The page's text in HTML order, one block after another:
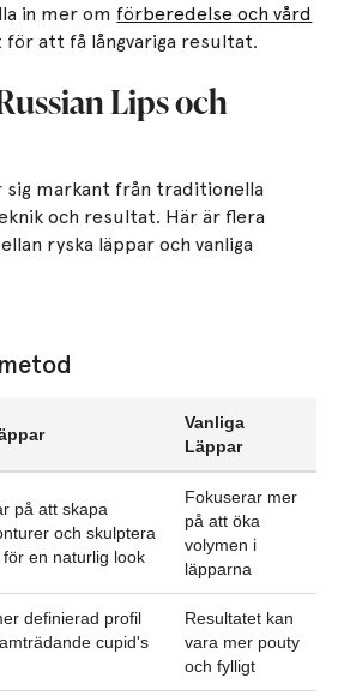
in mer om förberedelse och vård
för att få långvariga resultat.
Lips och
sig markant från traditionella
och resultat. Här är flera
ryska läppar och vanliga
Vanliga
Läppar
på att skapa
och skulptera
en naturlig look
Fokuserar mer
på att öka
volymen i
läpparna
definierad profil
cupid's
Resultatet kan
vara mer pouty
och fylligt